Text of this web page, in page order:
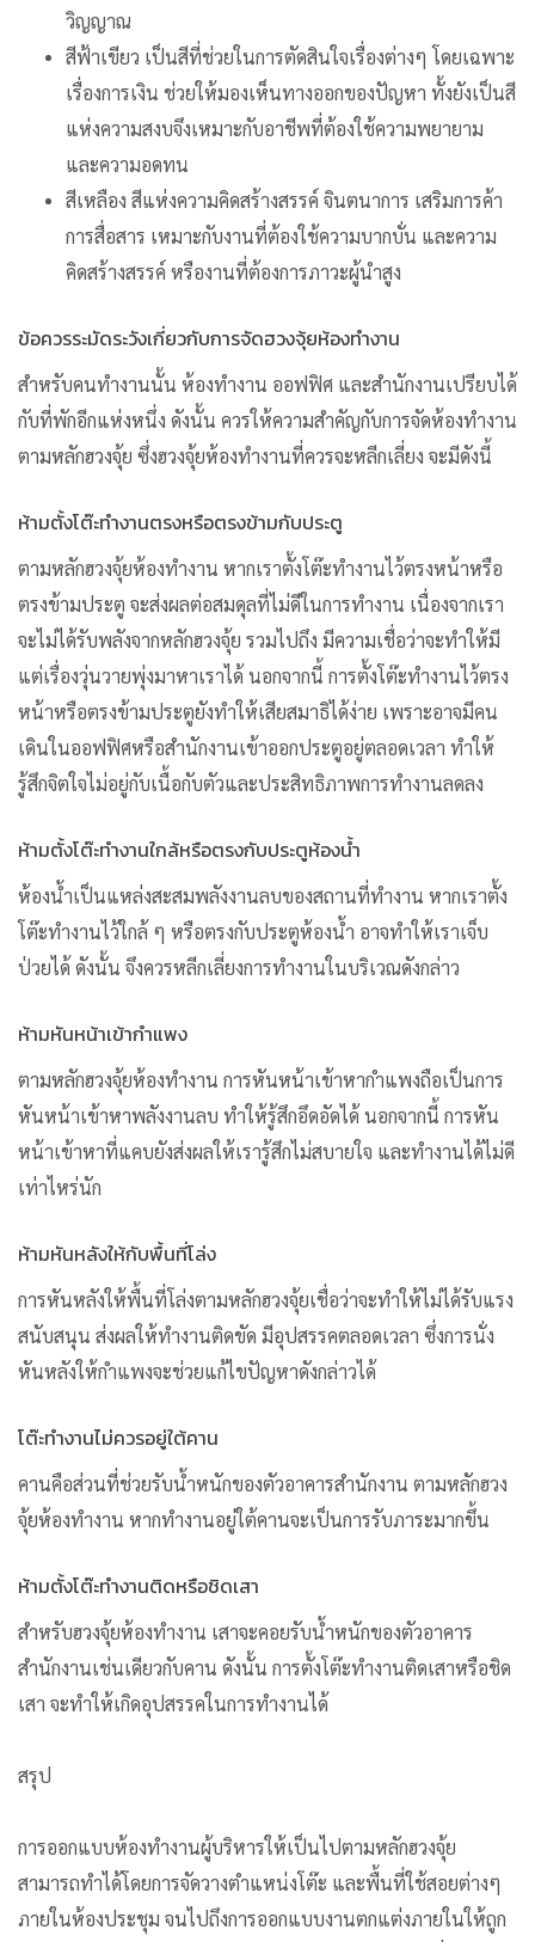
วิญญาณ
สีฟ้าเขียว เป็นสีที่ช่วยในการตัดสินใจเรื่องต่างๆ โดยเฉพาะ
เรื่องการเงิน ช่วยให้มองเห็นทางออกของปัญหา ทั้งยังเป็นสี
แห่งความสงบจึงเหมาะกับอาชีพที่ต้องใช้ความพยายาม
และความอดทน
สีเหลือง สีแห่งความคิดสร้างสรรค์ จินตนาการ เสริมการค้า
การสื่อสาร เหมาะกับงานที่ต้องใช้ความบากบั่น และความ
คิดสร้างสรรค์ หรืองานที่ต้องการภาวะผู้นำสูง
ข้อควรระมัดระวังเกี่ยวกับการจัดฮวงจุ้ยห้องทำงาน
สำหรับคนทำงานนั้น ห้องทำงาน ออฟฟิศ และสำนักงานเปรียบได้
กับที่พักอีกแห่งหนึ่ง ดังนั้น ควรให้ความสำคัญกับการจัดห้องทำงาน
ตามหลักฮวงจุ้ย ซึ่งฮวงจุ้ยห้องทำงานที่ควรจะหลีกเลี่ยง จะมีดังนี้
ห้ามตั้งโต๊ะทำงานตรงหรือตรงข้ามกับประตู
ตามหลักฮวงจุ้ยห้องทำงาน หากเราตั้งโต๊ะทำงานไว้ตรงหน้าหรือ
ตรงข้ามประตู จะส่งผลต่อสมดุลที่ไม่ดีในการทำงาน เนื่องจากเรา
จะไม่ได้รับพลังจากหลักฮวงจุ้ย รวมไปถึง มีความเชื่อว่าจะทำให้มี
แต่เรื่องวุ่นวายพุ่งมาหาเราได้ นอกจากนี้ การตั้งโต๊ะทำงานไว้ตรง
หน้าหรือตรงข้ามประตูยังทำให้เสียสมาธิได้ง่าย เพราะอาจมีคน
เดินในออฟฟิศหรือสำนักงานเข้าออกประตูอยู่ตลอดเวลา ทำให้
รู้สึกจิตใจไม่อยู่กับเนื้อกับตัวและประสิทธิภาพการทำงานลดลง
ห้ามตั้งโต๊ะทำงานใกล้หรือตรงกับประตูห้องน้ำ
ห้องน้ำเป็นแหล่งสะสมพลังงานลบของสถานที่ทำงาน หากเราตั้ง
โต๊ะทำงานไว้ใกล้ ๆ หรือตรงกับประตูห้องน้ำ อาจทำให้เราเจ็บ
ป่วยได้ ดังนั้น จึงควรหลีกเลี่ยงการทำงานในบริเวณดังกล่าว
ห้ามหันหน้าเข้ากำแพง
ตามหลักฮวงจุ้ยห้องทำงาน การหันหน้าเข้าหากำแพงถือเป็นการ
หันหน้าเข้าหาพลังงานลบ ทำให้รู้สึกอึดอัดได้ นอกจากนี้ การหัน
หน้าเข้าหาที่แคบยังส่งผลให้เรารู้สึกไม่สบายใจ และทำงานได้ไม่ดี
เท่าไหร่นัก
ห้ามหันหลังให้กับพื้นที่โล่ง
การหันหลังให้พื้นที่โล่งตามหลักฮวงจุ้ยเชื่อว่าจะทำให้ไม่ได้รับแรง
สนับสนุน ส่งผลให้ทำงานติดขัด มีอุปสรรคตลอดเวลา ซึ่งการนั่ง
หันหลังให้กำแพงจะช่วยแก้ไขปัญหาดังกล่าวได้
โต๊ะทำงานไม่ควรอยู่ใต้คาน
คานคือส่วนที่ช่วยรับน้ำหนักของตัวอาคารสำนักงาน ตามหลักฮวง
จุ้ยห้องทำงาน หากทำงานอยู่ใต้คานจะเป็นการรับภาระมากขึ้น
ห้ามตั้งโต๊ะทำงานติดหรือชิดเสา
สำหรับฮวงจุ้ยห้องทำงาน เสาจะคอยรับน้ำหนักของตัวอาคาร
สำนักงานเช่นเดียวกับคาน ดังนั้น การตั้งโต๊ะทำงานติดเสาหรือชิด
เสา จะทำให้เกิดอุปสรรคในการทำงานได้
สรุป
การออกแบบห้องทำงานผู้บริหารให้เป็นไปตามหลักฮวงจุ้ย
สามารถทำได้โดยการจัดวางตำแหน่งโต๊ะ และพื้นที่ใช้สอยต่างๆ
ภายในห้องประชุม จนไปถึงการออกแบบงานตกแต่งภายในให้ถูก